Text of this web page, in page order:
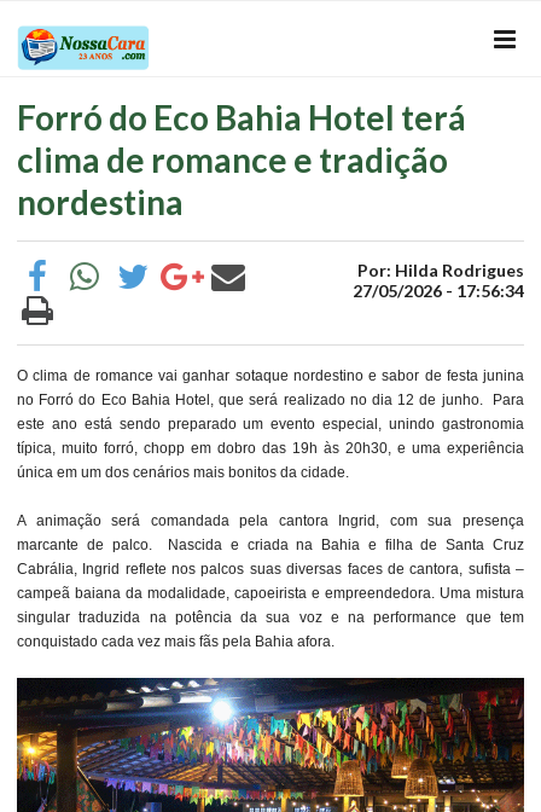
Forró do Eco Bahia Hotel terá
clima de romance e tradição
nordestina
Por: Hilda Rodrigues
27/05/2026 - 17:56:34
O clima de romance vai ganhar sotaque nordestino e sabor de festa junina
no Forró do Eco Bahia Hotel, que será realizado no dia 12 de junho. Para
este ano está sendo preparado um evento especial, unindo gastronomia
típica, muito forró, chopp em dobro das 19h às 20h30, e uma experiência
única em um dos cenários mais bonitos da cidade.
A animação será comandada pela cantora Ingrid, com sua presença
marcante de palco. Nascida e criada na Bahia e filha de Santa Cruz
Cabrália, Ingrid reflete nos palcos suas diversas faces de cantora, sufista –
campeã baiana da modalidade, capoeirista e empreendedora. Uma mistura
singular traduzida na potência da sua voz e na performance que tem
conquistado cada vez mais fãs pela Bahia afora.